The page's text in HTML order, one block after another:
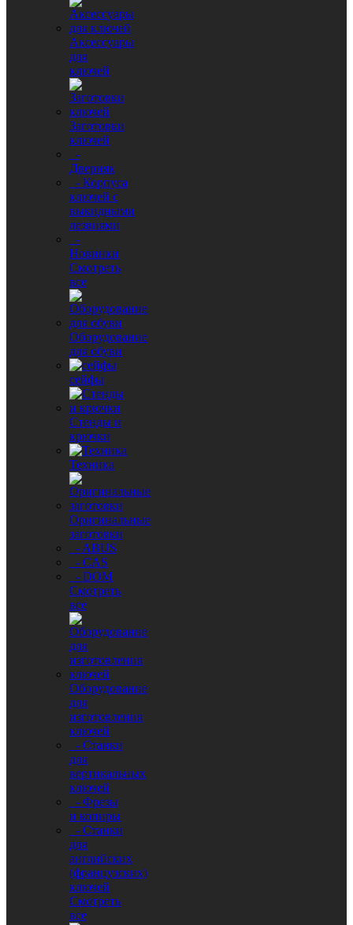
Аксессуары
для
ключей
Заготовки
ключей
-
Дверняк
- Корпуса
ключей с
выкидными
лезвиями
-
Новинки
Смотреть
все
Оборудование
для обуви
сейфы
Стенды и
крючки
Техника
Оригинальные
заготовки
- ABUS
- CAS
- DOM
Смотреть
все
Оборудование
для
изготовления
ключей
- Станки
для
вертикальных
ключей
- Фрезы
и копиры
- Станки
для
английских
(французских)
ключей
Смотреть
все